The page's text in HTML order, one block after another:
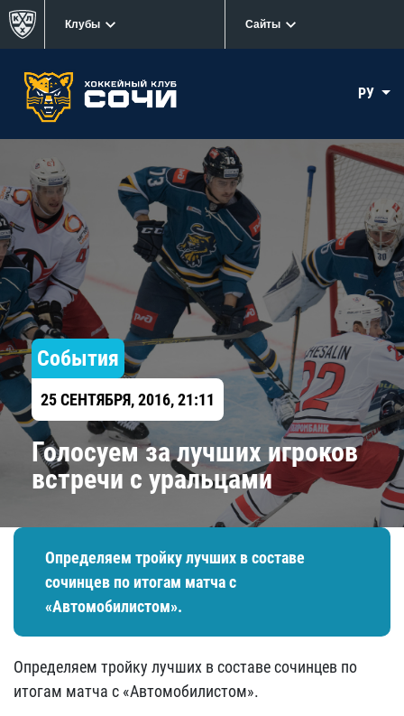
Клубы Сайты
РУ
События
25 СЕНТЯБРЯ, 2016, 21:11
Голосуем за лучших игроков
встречи с уральцами
Определяем тройку лучших в составе
сочинцев по итогам матча с
«Автомобилистом».
Определяем тройку лучших в составе сочинцев по
итогам матча с «Автомобилистом».